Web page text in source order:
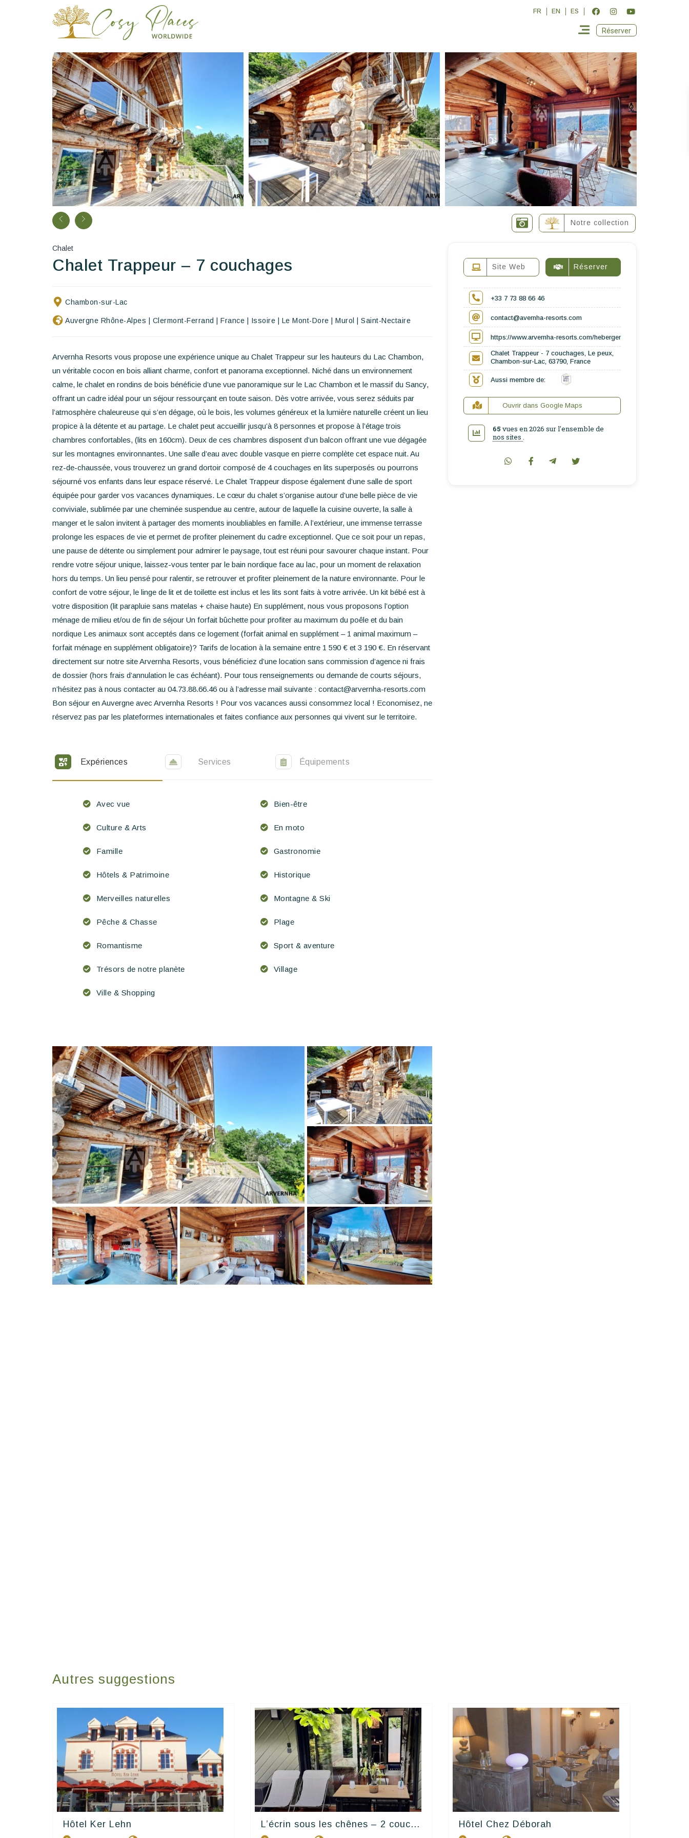
Réserver un séjour
World’s Best Hotels
Vous faire voyager
Les séjours à thème
Santé et sécurité
Ecrivez-nous
FR EN ES
FR EN ES
Réserver
Notre collection
Chalet
Chalet Trappeur – 7 couchages
Chambon-sur-Lac
Auvergne Rhône-Alpes Clermont-Ferrand France Issoire Le Mont-Dore Murol Saint-Nectaire
Arvernha Resorts vous propose une expérience unique au Chalet Trappeur sur les hauteurs du Lac Chambon,
un véritable cocon en bois alliant charme, confort et panorama exceptionnel. Niché dans un environnement
calme, le chalet en rondins de bois bénéficie d’une vue panoramique sur le Lac Chambon et le massif du Sancy,
offrant un cadre idéal pour un séjour ressourçant en toute saison. Dès votre arrivée, vous serez séduits par
l’atmosphère chaleureuse qui s’en dégage, où le bois, les volumes généreux et la lumière naturelle créent un lieu
propice à la détente et au partage. Le chalet peut accueillir jusqu’à 8 personnes et propose à l’étage trois
chambres confortables, (lits en 160cm). Deux de ces chambres disposent d’un balcon offrant une vue dégagée
sur les montagnes environnantes. Une salle d’eau avec double vasque en pierre complète cet espace nuit. Au
rez-de-chaussée, vous trouverez un grand dortoir composé de 4 couchages en lits superposés ou pourrons
séjourné vos enfants dans leur espace réservé. Le Chalet Trappeur dispose également d’une salle de sport
équipée pour garder vos vacances dynamiques. Le cœur du chalet s’organise autour d’une belle pièce de vie
conviviale, sublimée par une cheminée suspendue au centre, autour de laquelle la cuisine ouverte, la salle à
manger et le salon invitent à partager des moments inoubliables en famille. A l’extérieur, une immense terrasse
prolonge les espaces de vie et permet de profiter pleinement du cadre exceptionnel. Que ce soit pour un repas,
une pause de détente ou simplement pour admirer le paysage, tout est réuni pour savourer chaque instant. Pour
rendre votre séjour unique, laissez-vous tenter par le bain nordique face au lac, pour un moment de relaxation
hors du temps. Un lieu pensé pour ralentir, se retrouver et profiter pleinement de la nature environnante. Pour le
confort de votre séjour, le linge de lit et de toilette est inclus et les lits sont faits à votre arrivée. Un kit bébé est à
votre disposition (lit parapluie sans matelas + chaise haute) En supplément, nous vous proposons l’option
ménage de milieu et/ou de fin de séjour Un forfait bûchette pour profiter au maximum du poêle et du bain
nordique Les animaux sont acceptés dans ce logement (forfait animal en supplément – 1 animal maximum –
forfait ménage en supplément obligatoire)? Tarifs de location à la semaine entre 1 590 € et 3 190 €. En réservant
directement sur notre site Arvernha Resorts, vous bénéficiez d’une location sans commission d’agence ni frais
de dossier (hors frais d’annulation le cas échéant). Pour tous renseignements ou demande de courts séjours,
n’hésitez pas à nous contacter au 04.73.88.66.46 ou à l’adresse mail suivante : contact@arvernha-resorts.com
Bon séjour en Auvergne avec Arvernha Resorts ! Pour vos vacances aussi consommez local ! Economisez, ne
réservez pas par les plateformes internationales et faites confiance aux personnes qui vivent sur le territoire.
Expériences Services Équipements
Avec vue Bien-être
Culture & Arts En moto
Famille Gastronomie
Hôtels & Patrimoine Historique
Merveilles naturelles Montagne & Ski
Pêche & Chasse Plage
Romantisme Sport & aventure
Trésors de notre planète Village
Ville & Shopping
Site Web Réserver
+33 7 73 88 66 46
contact@avernha-resorts.com
https://www.arvernha-resorts.com/hebergements/chalet-trappeur/
Chalet Trappeur - 7 couchages, Le peux,
Chambon-sur-Lac, 63790, France
Aussi membre de:
Ouvrir dans Google Maps
65 vues en 2026 sur l'ensemble de
nos sites .
Autres suggestions
Hôtel Ker Lehn Happy House
L’écrin sous les chênes – 2 couc... Hôtel Chez Déborah